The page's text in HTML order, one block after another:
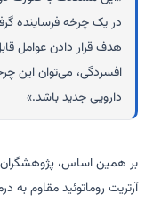
در یک چرخه فرساینده
هدف قرار دادن عوامل
افسردگی، می‌توان این
دارویی جدید باشد.»
بر همین اساس، پژوهشگران
آرتریت روماتوئید مقاوم به